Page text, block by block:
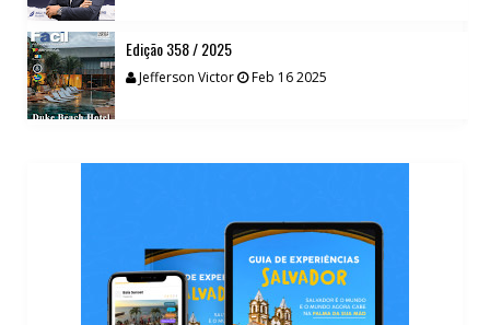
Edição 358 / 2025
Jefferson Victor Feb 16 2025